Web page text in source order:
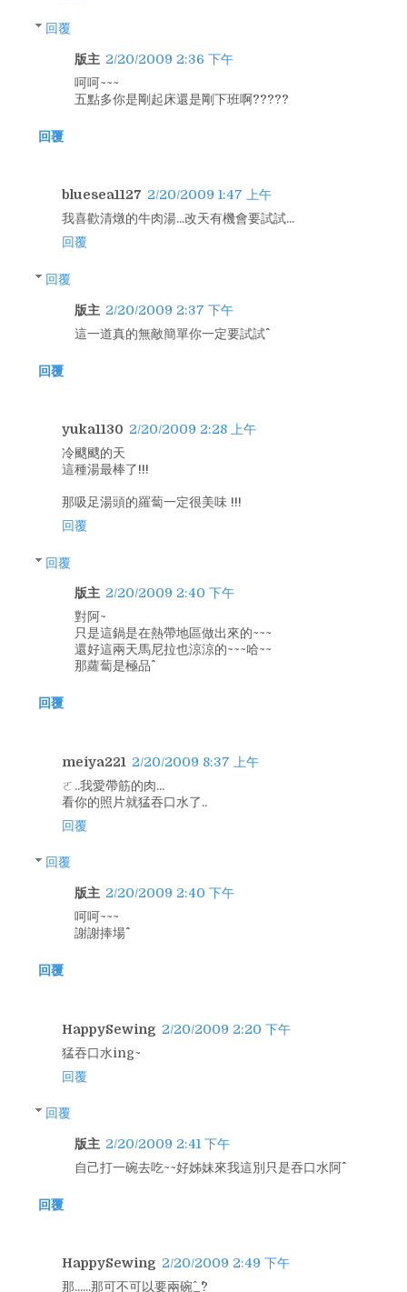
回覆
版主 2/20/2009 2:36 下午
呵呵~~~
五點多你是剛起床還是剛下班啊?????
回覆
bluesea1127 2/20/2009 1:47 上午
我喜歡清燉的牛肉湯...改天有機會要試試...
回覆
回覆
版主 2/20/2009 2:37 下午
這一道真的無敵簡單你一定要試試^^
回覆
yuka1130 2/20/2009 2:28 上午
冷颼颼的天
這種湯最棒了!!!
那吸足湯頭的羅蔔一定很美味 !!!
回覆
回覆
版主 2/20/2009 2:40 下午
對阿~
只是這鍋是在熱帶地區做出來的~~~
還好這兩天馬尼拉也涼涼的~~~哈~~
那蘿蔔是極品^^
回覆
meiya221 2/20/2009 8:37 上午
ㄛ..我愛帶筋的肉...
看你的照片就猛吞口水了..
回覆
回覆
版主 2/20/2009 2:40 下午
呵呵~~~
謝謝捧場^^
回覆
HappySewing 2/20/2009 2:20 下午
猛吞口水ing~
回覆
回覆
版主 2/20/2009 2:41 下午
自己打一碗去吃~~好姊妹來我這別只是吞口水阿^^
回覆
HappySewing 2/20/2009 2:49 下午
那......那可不可以要兩碗^_^?